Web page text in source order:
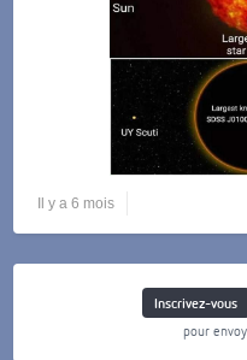
Il y a 6 mois
Inscrivez-vous
pour